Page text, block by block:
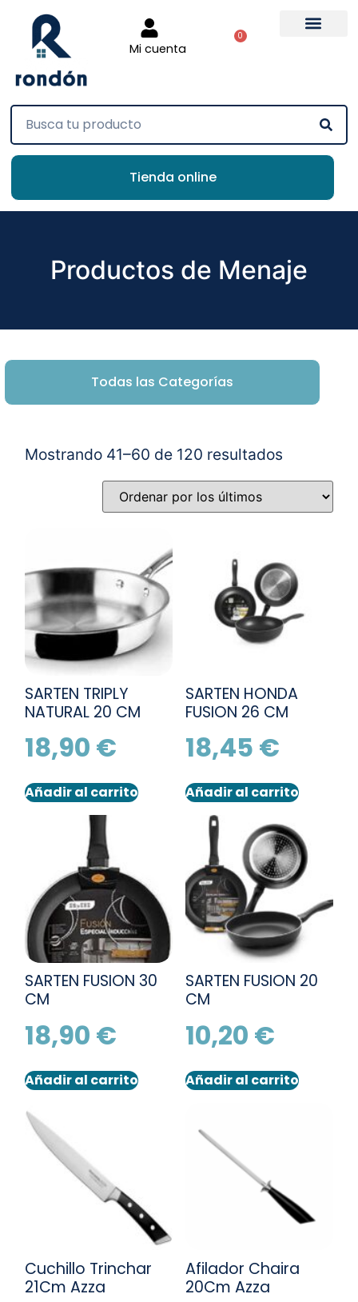
Mi cuenta
0
Tienda online
Productos de Menaje
Todas las Categorías
Mostrando 41–60 de 120 resultados
SARTEN TRIPLY
NATURAL 20 CM
18,90 €
Añadir al carrito
SARTEN HONDA
FUSION 26 CM
18,45 €
Añadir al carrito
SARTEN FUSION 30
CM
18,90 €
Añadir al carrito
SARTEN FUSION 20
CM
10,20 €
Añadir al carrito
Cuchillo Trinchar
21Cm Azza
Afilador Chaira
20Cm Azza